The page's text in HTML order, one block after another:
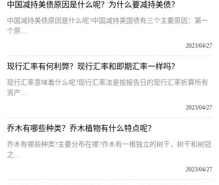
中国减持美债原因是什么呢？为什么要减持美债？
中国减持美债原因是什么呢?中国减持美国债有三个主要原因：第一
个原...
2023/04/27
现行汇率有何利弊？现行汇率和即期汇率一样吗？
现行汇率意味着什么呢?现行汇率法是按报告日的现行汇率折算所有
资产...
2023/04/27
乔木有哪些种类？乔木植物有什么特点呢？
乔木有哪些种类?主要分布在哪?乔木有一根独立的树干，树干和树冠
之...
2023/04/27